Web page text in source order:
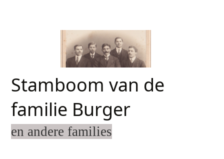
Stamboom van de
familie Burger
en andere families